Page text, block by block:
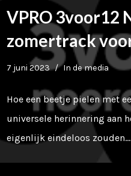
VPRO 3voor12
zomertrack
7 juni 2023 In de media
Hoe een beetje pielen met
universele herinnering aan
eigenlijk eindeloos zouden…